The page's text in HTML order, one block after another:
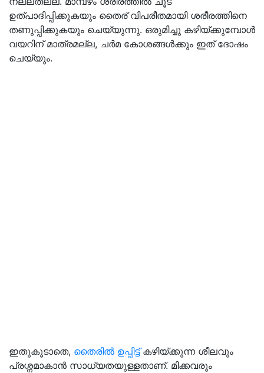
ഉത്പാദിപ്പിക്കുകയും തൈര് വിപരീതമായി ശരീരത്തിനെ
തണുപ്പിക്കുകയും ചെയ്യുന്നു. ഒരുമിച്ചു കഴിയ്ക്കുമ്പോൾ
വയറിന് മാത്രമല്ല, ചർമ കോശങ്ങൾക്കും ഇത് ദോഷം
ചെയ്യും.
ഇതുകൂടാതെ, തൈരിൽ ഉപ്പിട്ട്കഴിയ്ക്കുന്ന ശീലവും
പ്രശ്നമാകാൻ സാധ്യതയുള്ളതാണ്. മിക്കവരും